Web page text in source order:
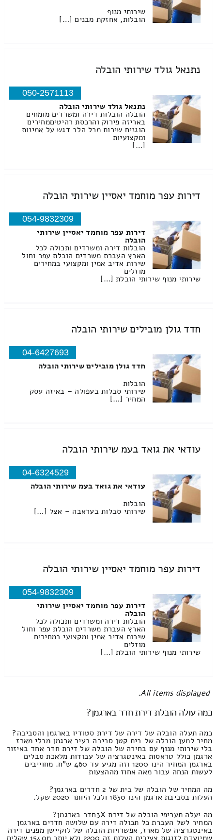
שירותי מנוף
הובלות, אחזקת מבנים […]
נתנאל גולד שירותי הובלה
050-2571113
נתנאל גולד שירותי הובלה
הובלה הובלות דירה ומשרדים מומחים
באריזה פירוק והרכסת רהיטיםמחירים
הוגנים שירות מכל הלב דגש על אמינות
ומקצועיות
[…]
דירות עפר מוחמד יאסיין שירותי הובלה
054-9832309
דירות עפר מוחמד יאסיין שירותי
הובלה
הובלות דירה ומשרדים ותכולה לכל
הארץ העברת משרדים הובלת עפר וחול
שירות אדיב אמין ומקצועי במחירים
מוזלים
שירותי מנוף שירותי הובלת […]
חדד גולן מובילים שירותי הובלה
04-6427693
חדד גולן מובילים שירותי הובלה
הובלות
שירותי סבלות בעפולה – באיזה עסק
המחיר […]
עודאי את גואד בעמ שירותי הובלה
04-6324529
עודאי את גואד בעמ שירותי הובלה
הובלות
שירותי סבלות בעראבה – אצל […]
דירות עפר מוחמד יאסיין שירותי הובלה
054-9832309
דירות עפר מוחמד יאסיין שירותי
הובלה
הובלות דירה ומשרדים ותכולה לכל
הארץ העברת משרדים הובלת עפר וחול
שירות אדיב אמין ומקצועי במחירים
מוזלים
שירותי מנוף שירותי הובלת […]
All items displayed.
כמה עולה הובלת דירת חדר בארגמן?
כמה תעלה הובלה של דירה של דירת סטודיו בארגמן והסביבה?
מחיר למען הובלה של בית קטן סביבה בעיר ארגמן מבלי מארז
בלי שירותי מנוף עם בחירה של הובלה של דירת חדר אחד באיזור
ארגמן כולל טראסות באינטגרציה של עבודות מלאכת סבלים
בארגמן המחיר הינו 1200 וזה מגיע עד 460 ש"ח. מחוייבים
לעשות הנחה עבור מאה אחוז מההצעות
מה המחיר של הובלה של בית של 2 חדרים בארגמן?
העלות בסביבת ארגמן הינו 1830 ולכל היותר 2020 שקל.
מה יעלה תעריפי הובלה של דירת 3Xחדר בארגמן?
המחיר לשל העברת כל תכולה דירה עם שלושה חדרים בארגמן
באינטגרציה של מארז, אפשרויות הובלה של לוקיישן מפנים דירה